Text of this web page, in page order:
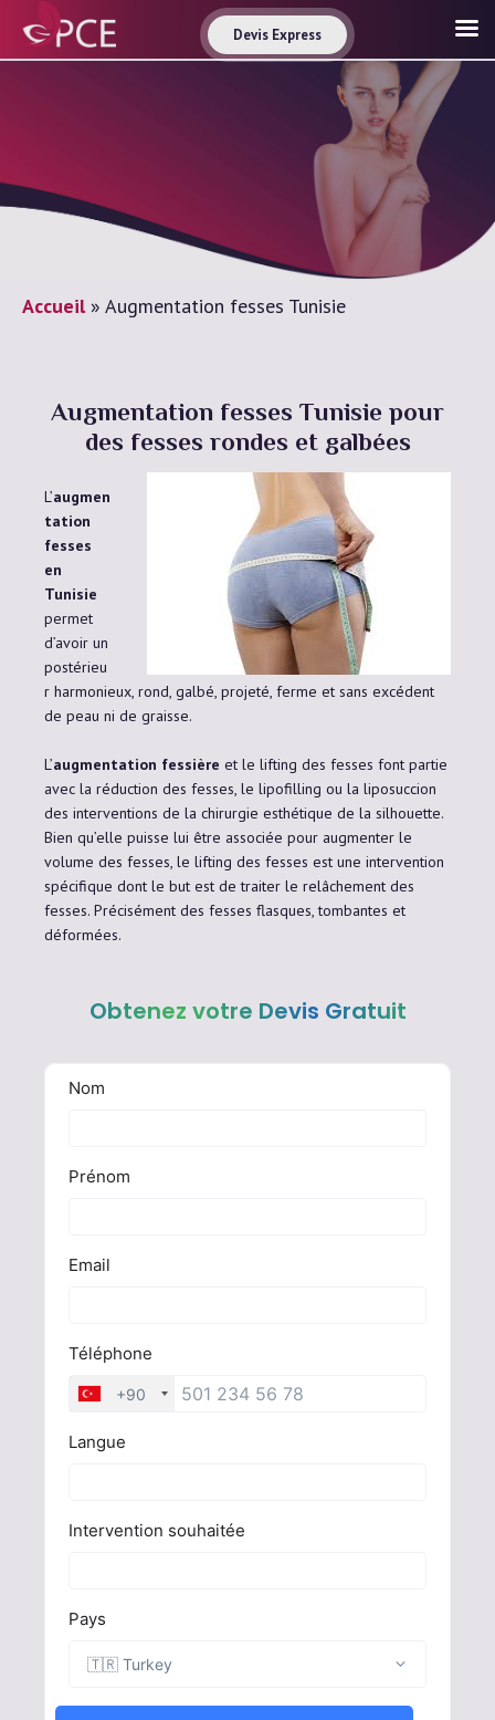
Devis gratuit en 30 secondes !
Accueil» Augmentation fesses Tunisie
Augmentation fesses Tunisie pour
des fesses rondes et galbées
L’augmen
tation
fesses
en
Tunisie
permet
d’avoir un
postérieu
r harmonieux, rond, galbé, projeté, ferme et sans excédent
de peau ni de graisse.
L’augmentation fessière et le lifting des fesses font partie
avec la réduction des fesses, le lipofilling ou la liposuccion
des interventions de la chirurgie esthétique de la silhouette.
Bien qu’elle puisse lui être associée pour augmenter le
volume des fesses, le lifting des fesses est une intervention
spécifique dont le but est de traiter le relâchement des
fesses. Précisément des fesses flasques, tombantes et
déformées.
Obtenez votre Devis Gratuit
Devis Express